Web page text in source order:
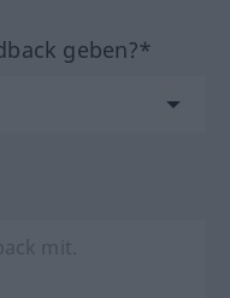
geben?*